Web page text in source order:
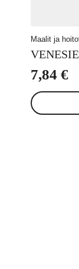
Maalit ja
7,84 €